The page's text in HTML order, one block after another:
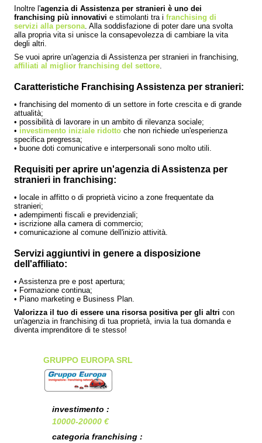
Inoltre l'agenzia di Assistenza per stranieri è uno dei
franchising più innovativi e stimolanti tra ifranchising di
servizi alla persona. Alla soddisfazione di poter dare una svolta
alla propria vita si unisce la consapevolezza di cambiare la vita
degli altri.
Se vuoi aprire un'agenzia di Assistenza per stranieri in franchising,
affiliati al miglior franchising del settore.
Caratteristiche Franchising Assistenza per stranieri:
• franchising del momento di un settore in forte crescita e di grande
attualità;
• possibilità di lavorare in un ambito di rilevanza sociale;
• investimento iniziale ridotto che non richiede un'esperienza
specifica pregressa;
• buone doti comunicative e interpersonali sono molto utili.
Requisiti per aprire un'agenzia di Assistenza per
stranieri in franchising:
• locale in affitto o di proprietà vicino a zone frequentate da
stranieri;
• adempimenti fiscali e previdenziali;
• iscrizione alla camera di commercio;
• comunicazione al comune dell'inizio attività.
Servizi aggiuntivi in genere a disposizione
dell'affiliato:
• Assistenza pre e post apertura;
• Formazione continua;
• Piano marketing e Business Plan.
Valorizza il tuo di essere una risorsa positiva per gli altricon
un'agenzia in franchising di tua proprietà, invia la tua domanda e
diventa imprenditore di te stesso!
GRUPPO EUROPA SRL
investimento :
10000-20000 €
categoria franchising :